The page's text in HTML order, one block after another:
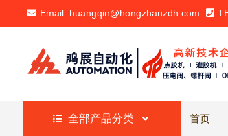
Email: huangqin@hongzhanzdh.com
全部产品分类 首页